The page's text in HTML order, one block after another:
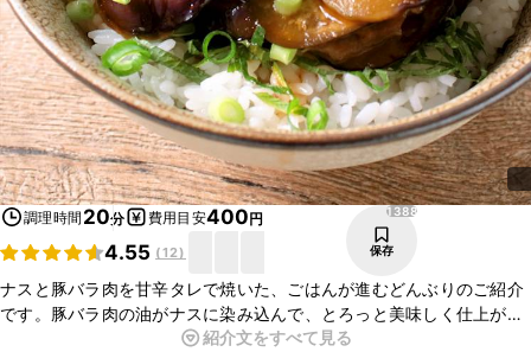
調理時間 20分 費用目安400円
4.55 (12)
1388
保存
ナスと豚バラ肉を甘辛タレで焼いた、ごはんが進むどんぶりのご紹介
です。豚バラ肉の油がナスに染み込んで、とろっと美味しく仕上がり
ます。甘辛タレはごはんに合う食べやすい味つけになってます。簡単
紹介文をすべて見る